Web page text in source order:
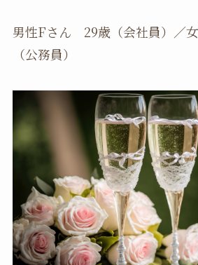
男性Fさん 29歳（会社員）／
（公務員）